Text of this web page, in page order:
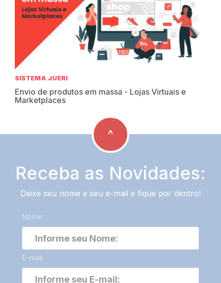
SISTEMA JUERI
Envio de produtos em massa - Lojas Virtuais e
Marketplaces
^
Receba as Novidades:
Deixe seu nome e seu e-mail e fique por dentro!
Nome:
E-mail: